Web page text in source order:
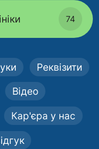
74
Реквізити
Відео
Кар'єра у нас